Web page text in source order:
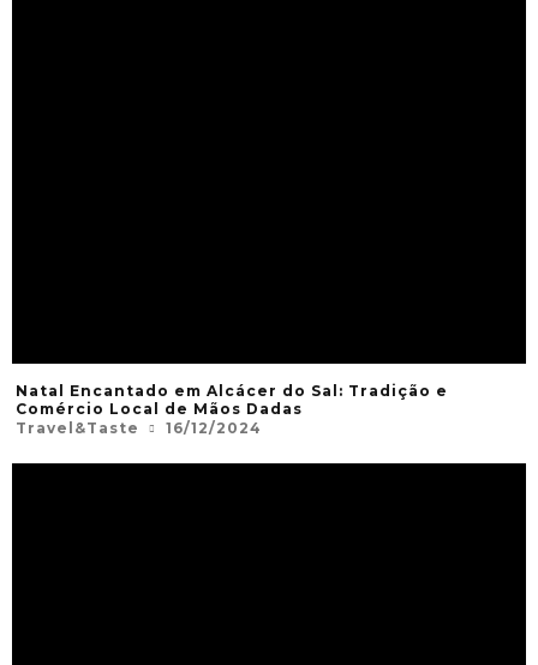
Natal Encantado em Alcácer do Sal: Tradição e
Comércio Local de Mãos Dadas
Travel&Taste
16/12/2024